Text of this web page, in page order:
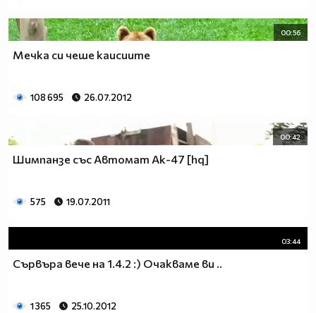
00:56
Мечка си чеше каисиите
108 695 26.07.2012
00:42
Шимпанзе със Автомат Ак-47 [hq]
575 19.07.2011
03:44
Сървъра вече на 1.4.2 :) Очакваме ви ..
1 365 25.10.2012